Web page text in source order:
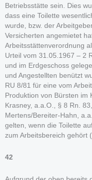
Betriebsstätte sein. Dies
dass eine Toilette
wurde, bzw. der
Versicherten angemietet
Arbeitsstättenverordnung
Urteil vom 31.05.1967 – 2
und im Erdgeschoss
und Angestellten benützt
RU 8/81 für eine vom
Produktion von Bürsten im
Krasney, a.a.O., § 8 Rn.
Mertens/Bereiter-Hahn,
gelten, wenn die Toilette
zum Arbeitsbereich gehört
42